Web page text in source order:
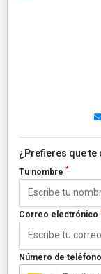
¿Prefieres que te
Tu nombre *
Correo electrónico
Número de teléfono